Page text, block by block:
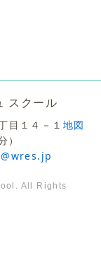
スクール
目１４－１ 地図
）
All Rights